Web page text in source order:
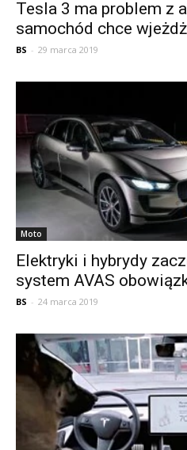
Tesla 3 ma problem z
samochód chce
BS - 29 marca 2019
Moto
Elektryki i hybrydy
system AVAS
BS - 24 marca 2019